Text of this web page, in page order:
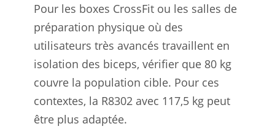
Pour les boxes CrossFit ou les salles de
préparation physique où des
utilisateurs très avancés travaillent en
isolation des biceps, vérifier que 80 kg
couvre la population cible. Pour ces
contextes, la R8302 avec 117,5 kg peut
être plus adaptée.